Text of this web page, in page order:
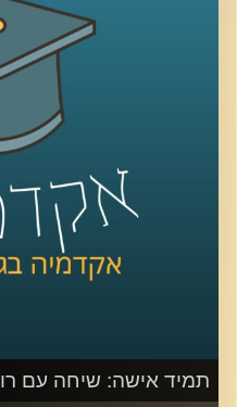
ומצבים נוספים
יחד עם זאת, הרשת לא
יודעים למה? על
להיות בצורות
קרדיט תמונות: AudioVersity
תמיד אישה: שיחה עם